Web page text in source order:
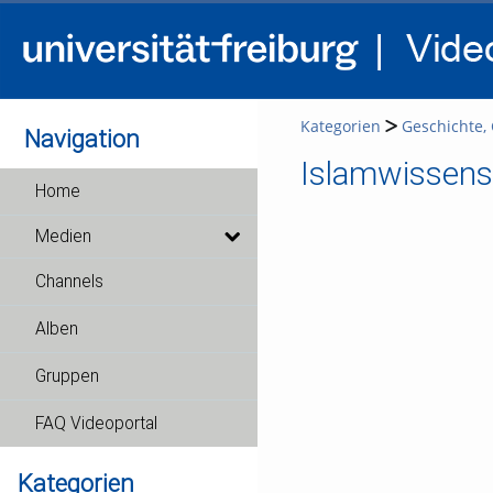
Navigation
Home
Medien
Channels
Alben
Gruppen
FAQ Videoportal
Kategorien
Kategorien Geschichte,